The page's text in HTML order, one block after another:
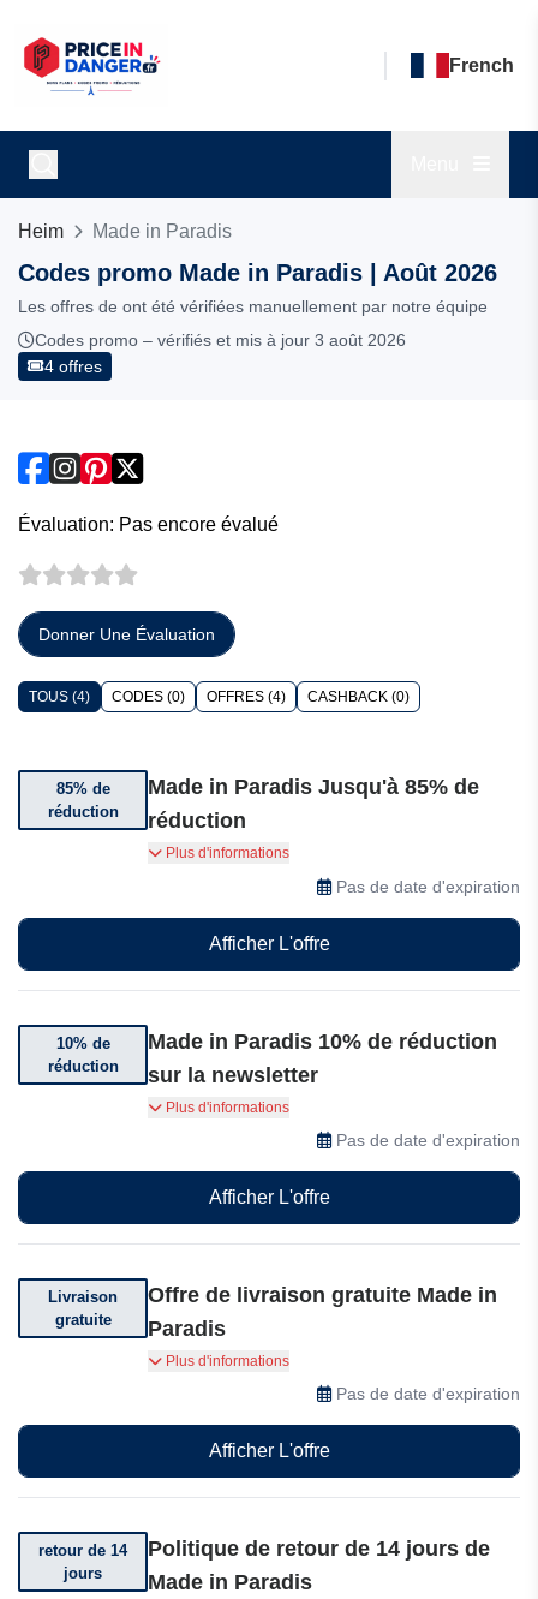
French
Heim Made in Paradis
Codes promo Made in Paradis | Août 2026
Les offres de ont été vérifiées manuellement par notre équipe
Codes promo – vérifiés et mis à jour 3 août 2026
4 offres
Évaluation: Pas encore évalué
Donner Une Évaluation
TOUS (4) CODES (0) OFFRES (4) CASHBACK (0)
85% de
réduction
Made in Paradis Jusqu'à 85% de
réduction
Obtenez jusqu'à 85% de réduction sur certains
Plus d'informations
Pas de date d'expiration
Afficher L'offre
10% de
réduction
Made in Paradis 10% de réduction
sur la newsletter
Abonnez-vous et obtenez 10% de réduction sur
Plus d'informations
Pas de date d'expiration
Afficher L'offre
Livraison
gratuite
Offre de livraison gratuite Made in
Paradis
Obtenez la livraison gratuite sur votre
commande. Conditions générales applicables
Plus d'informations
Pas de date d'expiration
Afficher L'offre
retour de 14
jours
Politique de retour de 14 jours de
Made in Paradis